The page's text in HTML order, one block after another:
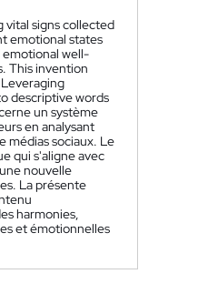
vital signs collected
emotional states
emotional well-
This invention
descriptive words
un système
en analysant
médias sociaux. Le
qui s'aligne avec
nouvelle
La présente
harmonies,
et émotionnelles